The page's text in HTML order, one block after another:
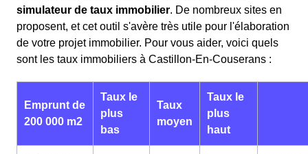
simulateur de taux immobilier. De nombreux sites en
proposent, et cet outil s'avère très utile pour l'élaboration
de votre projet immobilier. Pour vous aider, voici quels
sont les taux immobiliers à Castillon-En-Couserans :
Emprunt de
200 000 m2
Taux le
plus
bas
Taux
moyen
Taux le
plus
haut